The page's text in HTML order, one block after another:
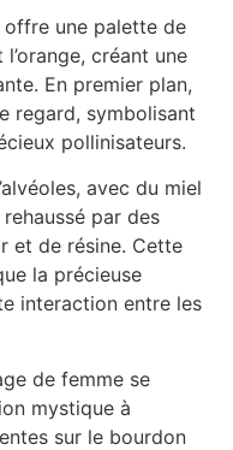
offre une palette de
créant une
En premier plan,
regard, symbolisant
pollinisateurs.
avec du miel
par des
et de résine. Cette
la précieuse
interaction entre les
de femme se
mystique à
sur le bourdon